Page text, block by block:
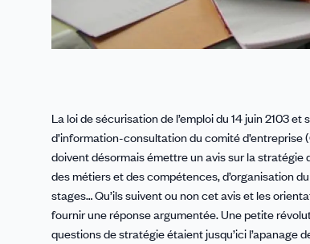
La loi de sécurisation de l’emploi du 14 juin 2103
d’information-consultation du comité d’entreprise
doivent désormais émettre un avis sur la stratégie
des métiers et des compétences, d’organisation
stages… Qu’ils suivent ou non cet avis et les
fournir une réponse argumentée. Une petite
questions de stratégie étaient jusqu’ici l’apanage